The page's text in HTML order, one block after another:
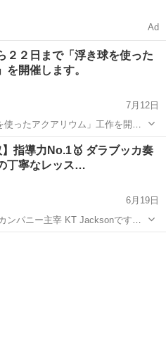
Ad
２２日まで「浮き球を使った
を開催します。
7月12日
使ったアクアリウム」工作を開催
event_e83475_as.html
アクアリウム
】指導力No.1🥇 ダラブッカ奏
丁寧なレッス…
6月19日
ンパニー主宰 KT Jacksonです！
演奏してみませんか？ ベリーダン